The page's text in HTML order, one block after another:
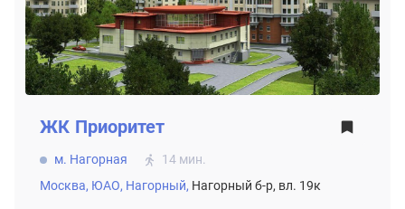
ЖК Приоритет
м. Нагорная
14 мин.
Москва, ЮАО, Нагорный, Нагорный б-р, вл. 19к